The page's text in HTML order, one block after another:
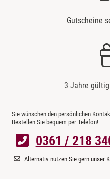
Gutscheine
3 Jahre
Sie wünschen den persönlichen
Bestellen Sie bequem per Telefon!
0361 / 218
Alternativ nutzen Sie gern unser